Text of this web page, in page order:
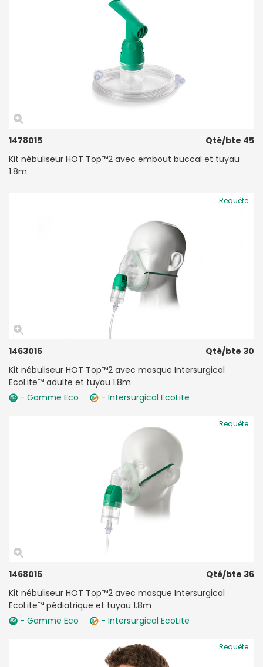
1478015
Qté/bte 45
Kit nébuliseur HOT Top™2 avec embout buccal et tuyau
1.8m
Requête
1463015
Qté/bte 30
Kit nébuliseur HOT Top™2 avec masque Intersurgical
EcoLite™ adulte et tuyau 1.8m
- Gamme Eco
- Intersurgical EcoLite
Requête
1468015
Qté/bte 36
Kit nébuliseur HOT Top™2 avec masque Intersurgical
EcoLite™ pédiatrique et tuyau 1.8m
- Gamme Eco
- Intersurgical EcoLite
Requête